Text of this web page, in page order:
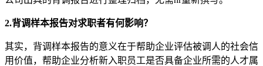
2.背调样本报告对求职者有何影响？
其实，背调样本报告的意义在于帮助企业评估被调人的社会信
用价值，帮助企业分析新入职员工是否具备企业所需的人才属